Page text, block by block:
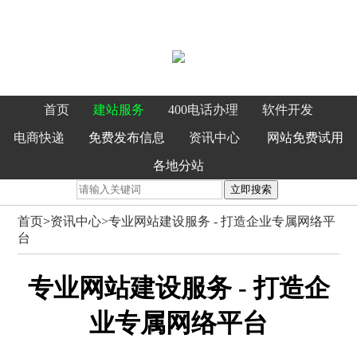
首页 建站服务 400电话办理 软件开发
电商快递 免费发布信息 资讯中心 网站免费试用
各地分站
立即搜索
首页>资讯中心>专业网站建设服务 - 打造企业专属网络平
台
专业网站建设服务 - 打造企
业专属网络平台